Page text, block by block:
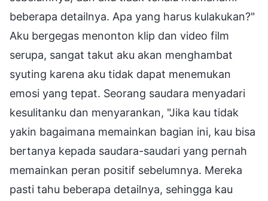
beberapa detailnya. Apa yang harus kulakukan?"
Aku bergegas menonton klip dan video film
serupa, sangat takut aku akan menghambat
syuting karena aku tidak dapat menemukan
emosi yang tepat. Seorang saudara menyadari
kesulitanku dan menyarankan, "Jika kau tidak
yakin bagaimana memainkan bagian ini, kau bisa
bertanya kepada saudara-saudari yang pernah
memainkan peran positif sebelumnya. Mereka
pasti tahu beberapa detailnya, sehingga kau